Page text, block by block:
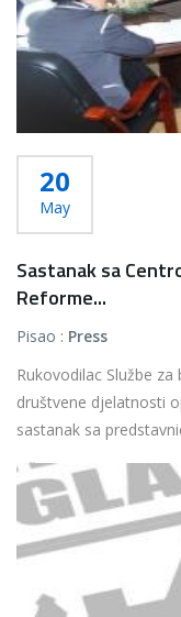
20
May
Sastanak sa
Reforme...
Pisao : Press
Rukovodilac Službe
društvene djelatnosti
sastanak sa
Više...